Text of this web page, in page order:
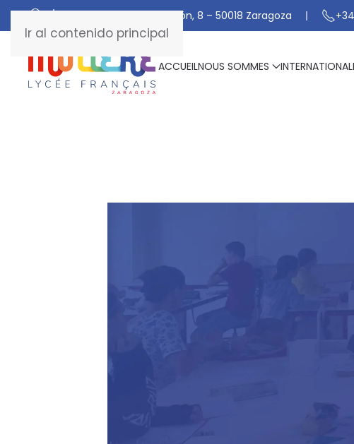
Ir al contenido principal
C/ De Manuel Marraco Ramón, 8 – 50018 Zaragoza
ACCUEILNOUS SOMMES INTERNATIONAL